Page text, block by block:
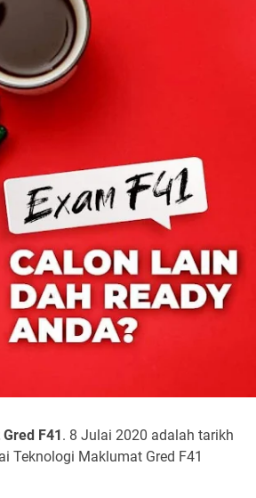
F41. 8 Julai 2020 adalah tarikh
Teknologi Maklumat Gred F41